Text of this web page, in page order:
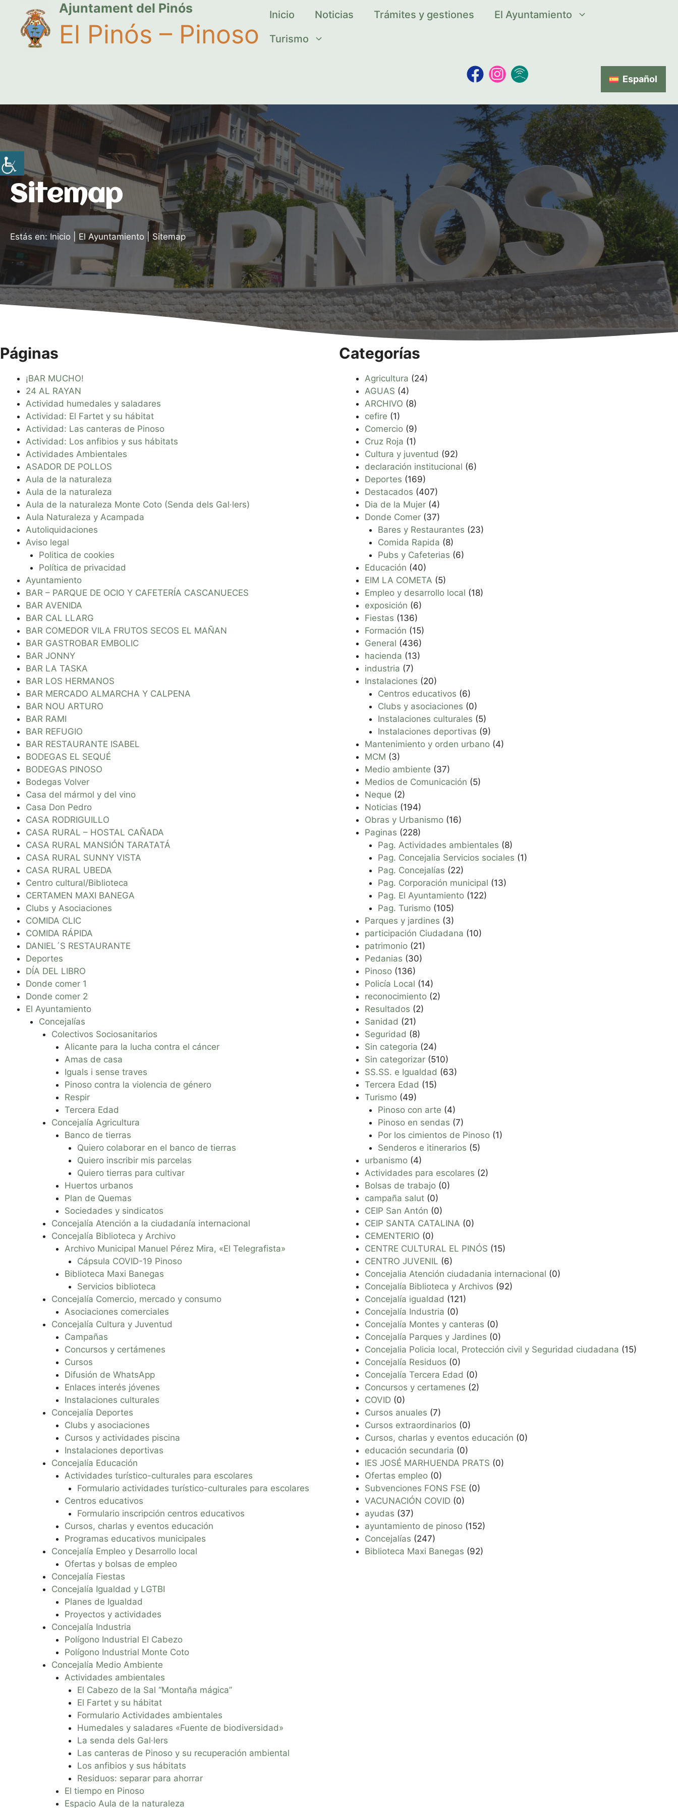
Ajuntament del Pinós
El Pinós – Pinoso
Inicio Noticias Trámites y gestiones
El Ayuntamiento
Turismo
Español
Sitemap
Estás en: Inicio El Ayuntamiento | Sitemap
Páginas
¡BAR MUCHO!
24 AL RAYAN
Actividad humedales y saladares
Actividad: El Fartet y su hábitat
Actividad: Las canteras de Pinoso
Actividad: Los anfibios y sus hábitats
Actividades Ambientales
ASADOR DE POLLOS
Aula de la naturaleza
Aula de la naturaleza
Aula de la naturaleza Monte Coto (Senda dels Gal·lers)
Aula Naturaleza y Acampada
Autoliquidaciones
Aviso legal
Politica de cookies
Política de privacidad
Ayuntamiento
BAR – PARQUE DE OCIO Y CAFETERÍA CASCANUECES
BAR AVENIDA
BAR CAL LLARG
BAR COMEDOR VILA FRUTOS SECOS EL MAÑAN
BAR GASTROBAR EMBOLIC
BAR JONNY
BAR LA TASKA
BAR LOS HERMANOS
BAR MERCADO ALMARCHA Y CALPENA
BAR NOU ARTURO
BAR RAMI
BAR REFUGIO
BAR RESTAURANTE ISABEL
BODEGAS EL SEQUÉ
BODEGAS PINOSO
Bodegas Volver
Casa del mármol y del vino
Casa Don Pedro
CASA RODRIGUILLO
CASA RURAL – HOSTAL CAÑADA
CASA RURAL MANSIÓN TARATATÁ
CASA RURAL SUNNY VISTA
CASA RURAL UBEDA
Centro cultural/Biblioteca
CERTAMEN MAXI BANEGA
Clubs y Asociaciones
COMIDA CLIC
COMIDA RÁPIDA
DANIEL´S RESTAURANTE
Deportes
DÍA DEL LIBRO
Donde comer 1
Donde comer 2
El Ayuntamiento
Concejalías
Colectivos Sociosanitarios
Alicante para la lucha contra el cáncer
Amas de casa
Iguals i sense traves
Pinoso contra la violencia de género
Respir
Tercera Edad
Concejalía Agricultura
Banco de tierras
Quiero colaborar en el banco de tierras
Quiero inscribir mis parcelas
Quiero tierras para cultivar
Huertos urbanos
Plan de Quemas
Sociedades y sindicatos
Concejalía Atención a la ciudadanía internacional
Concejalía Biblioteca y Archivo
Archivo Municipal Manuel Pérez Mira, «El Telegrafista»
Cápsula COVID-19 Pinoso
Biblioteca Maxi Banegas
Servicios biblioteca
Concejalía Comercio, mercado y consumo
Asociaciones comerciales
Concejalía Cultura y Juventud
Campañas
Concursos y certámenes
Cursos
Difusión de WhatsApp
Enlaces interés jóvenes
Instalaciones culturales
Concejalía Deportes
Clubs y asociaciones
Cursos y actividades piscina
Instalaciones deportivas
Concejalía Educación
Actividades turístico-culturales para escolares
Formulario actividades turístico-culturales para escolares
Centros educativos
Formulario inscripción centros educativos
Cursos, charlas y eventos educación
Programas educativos municipales
Concejalía Empleo y Desarrollo local
Ofertas y bolsas de empleo
Concejalía Fiestas
Concejalía Igualdad y LGTBI
Planes de Igualdad
Proyectos y actividades
Concejalía Industria
Polígono Industrial El Cabezo
Polígono Industrial Monte Coto
Concejalía Medio Ambiente
Actividades ambientales
El Cabezo de la Sal “Montaña mágica”
El Fartet y su hábitat
Formulario Actividades ambientales
Humedales y saladares «Fuente de biodiversidad»
La senda dels Gal·lers
Las canteras de Pinoso y su recuperación ambiental
Los anfibios y sus hábitats
Residuos: separar para ahorrar
El tiempo en Pinoso
Espacio Aula de la naturaleza
Categorías
Agricultura (24)
AGUAS (4)
ARCHIVO (8)
cefire (1)
Comercio (9)
Cruz Roja (1)
Cultura y juventud (92)
declaración institucional (6)
Deportes (169)
Destacados (407)
Dia de la Mujer (4)
Donde Comer (37)
Bares y Restaurantes (23)
Comida Rapida (8)
Pubs y Cafeterias (6)
Educación (40)
EIM LA COMETA (5)
Empleo y desarrollo local (18)
exposición (6)
Fiestas (136)
Formación (15)
General (436)
hacienda (13)
industria (7)
Instalaciones (20)
Centros educativos (6)
Clubs y asociaciones (0)
Instalaciones culturales (5)
Instalaciones deportivas (9)
Mantenimiento y orden urbano (4)
MCM (3)
Medio ambiente (37)
Medios de Comunicación (5)
Neque (2)
Noticias (194)
Obras y Urbanismo (16)
Paginas (228)
Pag. Actividades ambientales (8)
Pag. Concejalia Servicios sociales (1)
Pag. Concejalías (22)
Pag. Corporación municipal (13)
Pag. El Ayuntamiento(122)
Pag. Turismo(105)
Parques y jardines (3)
participación Ciudadana (10)
patrimonio (21)
Pedanias (30)
Pinoso (136)
Policía Local (14)
reconocimiento (2)
Resultados (2)
Sanidad (21)
Seguridad (8)
Sin categoria (24)
Sin categorizar (510)
SS.SS. e Igualdad (63)
Tercera Edad (15)
Turismo (49)
Pinoso con arte (4)
Pinoso en sendas (7)
Por los cimientos de Pinoso(1)
Senderos e itinerarios (5)
urbanismo (4)
Actividades para escolares (2)
Bolsas de trabajo (0)
campaña salut (0)
CEIP San Antón (0)
CEIP SANTA CATALINA (0)
CEMENTERIO (0)
CENTRE CULTURAL EL PINÓS (15)
CENTRO JUVENIL (6)
Concejalia Atención ciudadania internacional (0)
Concejalía Biblioteca y Archivos (92)
Concejalía igualdad (121)
Concejalía Industria (0)
Concejalía Montes y canteras (0)
Concejalía Parques y Jardines (0)
Concejalia Policia local, Protección civil y Seguridad ciudadana (15)
Concejalía Residuos (0)
Concejalía Tercera Edad (0)
Concursos y certamenes (2)
COVID (0)
Cursos anuales (7)
Cursos extraordinarios (0)
Cursos, charlas y eventos educación (0)
educación secundaria (0)
IES JOSÉ MARHUENDA PRATS (0)
Ofertas empleo (0)
Subvenciones FONS FSE (0)
VACUNACIÓN COVID (0)
ayudas (37)
ayuntamiento de pinoso (152)
Concejalías (247)
Biblioteca Maxi Banegas (92)